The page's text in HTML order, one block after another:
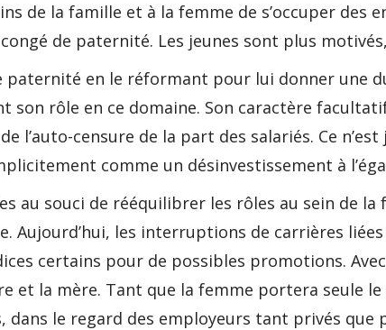
de la famille et à la femme de s’occuper des
de paternité. Les jeunes sont plus
paternité en le réformant pour lui donner une
son rôle en ce domaine. Son caractère
l’auto-censure de la part des salariés. Ce
comme un désinvestissement à
au souci de rééquilibrer les rôles au sein de
Aujourd’hui, les interruptions de carrières
certains pour de possibles promotions.
et la mère. Tant que la femme portera seule
dans le regard des employeurs tant privés